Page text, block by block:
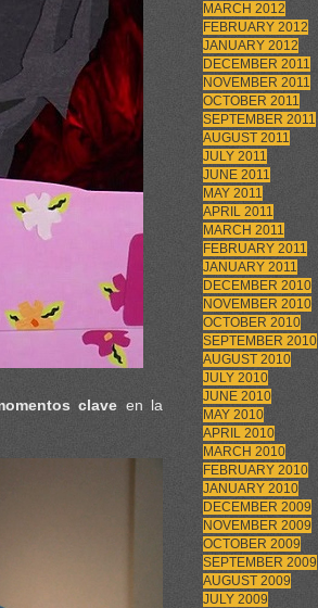
clave en la
MARCH 2012
FEBRUARY 2012
JANUARY 2012
DECEMBER 2011
NOVEMBER 2011
OCTOBER 2011
SEPTEMBER 2011
AUGUST 2011
JULY 2011
JUNE 2011
MAY 2011
APRIL 2011
MARCH 2011
FEBRUARY 2011
JANUARY 2011
DECEMBER 2010
NOVEMBER 2010
OCTOBER 2010
SEPTEMBER 2010
AUGUST 2010
JULY 2010
JUNE 2010
MAY 2010
APRIL 2010
MARCH 2010
FEBRUARY 2010
JANUARY 2010
DECEMBER 2009
NOVEMBER 2009
OCTOBER 2009
SEPTEMBER 2009
AUGUST 2009
JULY 2009